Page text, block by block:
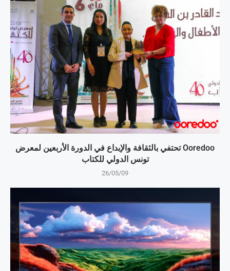
Ooredoo تحتفي بالثقافة والإبداع في الدورة الأربعين لمعرض
تونس الدولي للكتاب
26/05/09